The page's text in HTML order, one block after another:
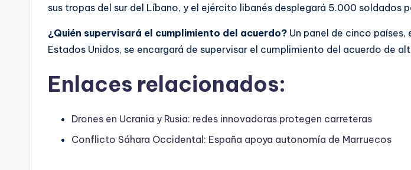
sus tropas del sur del Líbano, y el ejército libanés desplegará 5.000 soldados
¿Quién supervisará el cumplimiento del acuerdo? Un panel de cinco
Estados Unidos, se encargará de supervisar el cumplimiento del acuerdo de
Enlaces relacionados:
Drones en Ucrania y Rusia: redes innovadoras protegen carreteras
Conflicto Sáhara Occidental: España apoya autonomía de Marruecos